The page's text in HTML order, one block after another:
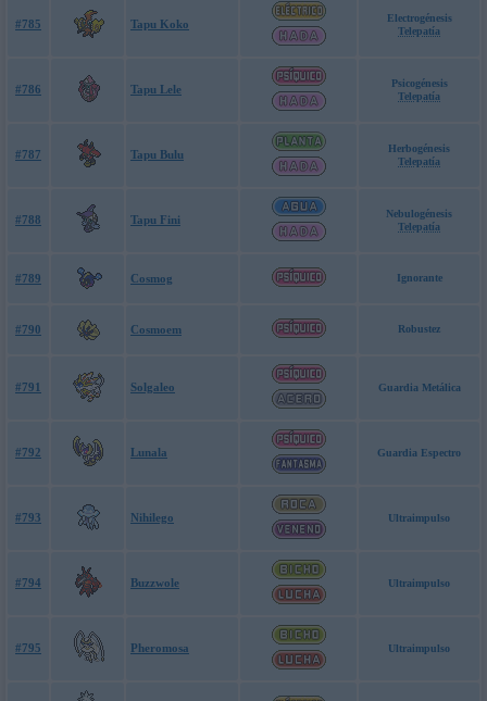
#785 Tapu Koko
Electrogénesis
Telepatía
#786 Tapu Lele
Psicogénesis
Telepatía
#787 Tapu Bulu
Herbogénesis
Telepatía
#788 Tapu Fini
Nebulogénesis
Telepatía
#789 Cosmog Ignorante
#790 Cosmoem Robustez
#791 Solgaleo Guardia Metálica
#792 Lunala Guardia Espectro
#793 Nihilego Ultraimpulso
#794 Buzzwole Ultraimpulso
#795 Pheromosa Ultraimpulso